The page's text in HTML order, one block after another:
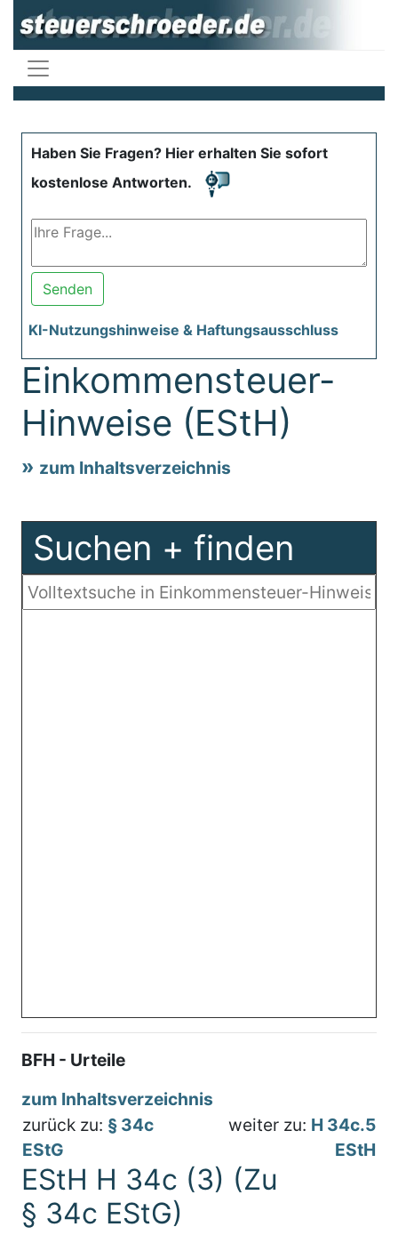
Haben Sie Fragen? Hier erhalten Sie sofort
kostenlose Antworten.
Senden
KI-Nutzungshinweise & Haftungsausschluss
Einkommensteuer-
Hinweise (EStH)
zum Inhaltsverzeichnis
Suchen + finden
BFH - Urteile
zum Inhaltsverzeichnis
zurück zu: § 34c
EStG
weiter zu: H 34c.5
EStH
EStH H 34c (3) (Zu
§ 34c EStG)